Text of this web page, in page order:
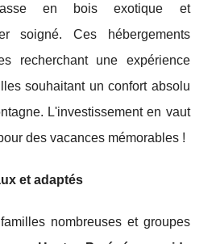
en bois exotique et
soigné. Ces hébergements
recherchant une expérience
souhaitant un confort absolu
L'investissement en vaut
des vacances mémorables !
et adaptés
nombreuses et groupes